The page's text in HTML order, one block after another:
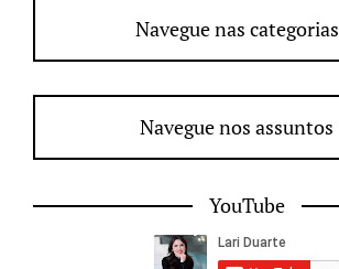
Navegue nas categorias
Navegue nos assuntos
YouTube